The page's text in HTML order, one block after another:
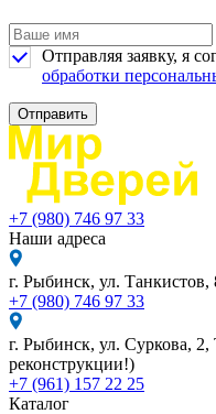
Отправляя заявку, я
обработки
Отправить
+7 (980) 746 97 33
Наши адреса
г. Рыбинск, ул. Танкистов,
+7 (980) 746 97 33
г. Рыбинск, ул. Суркова,
реконструкции!)
+7 (961) 157 22 25
Каталог